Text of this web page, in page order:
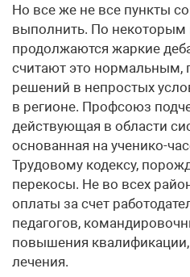
Но все же не все пункты
выполнить. По некоторым
продолжаются жаркие
считают это нормальным,
решений в непростых
в регионе. Профсоюз
действующая в области
основанная на ученико-
Трудовому кодексу,
перекосы. Не во всех
оплаты за счет
педагогов,
повышения квалификации,
лечения.